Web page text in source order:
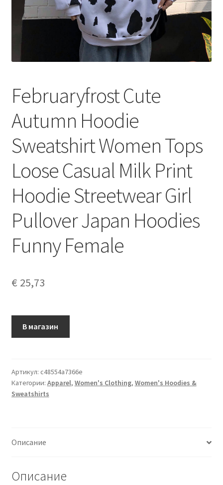
Februaryfrost Cute
Autumn Hoodie
Sweatshirt Women Tops
Loose Casual Milk Print
Hoodie Streetwear Girl
Pullover Japan Hoodies
Funny Female
€ 25,73
В магазин
Артикул: c48554a7366e
Категории: Apparel, Women's Clothing, Women's Hoodies &
Sweatshirts
Описание
Описание